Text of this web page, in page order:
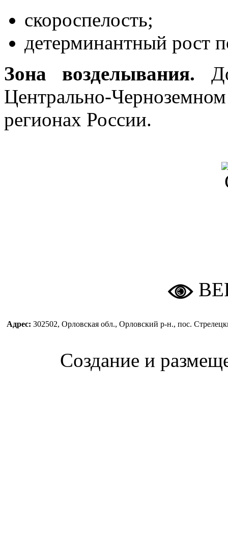
скороспелость;
детерминантный рост
Зона возделывания.
Центрально-
регионах России.
Адрес: 302502, Орловская обл., Орловский р-н., пос.
Создание и